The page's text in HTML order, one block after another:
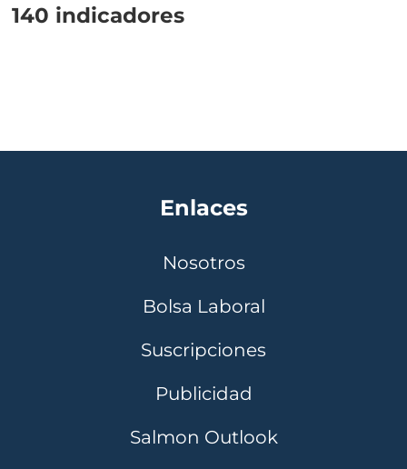
140 indicadores
Enlaces
Nosotros
Bolsa Laboral
Suscripciones
Publicidad
Salmon Outlook